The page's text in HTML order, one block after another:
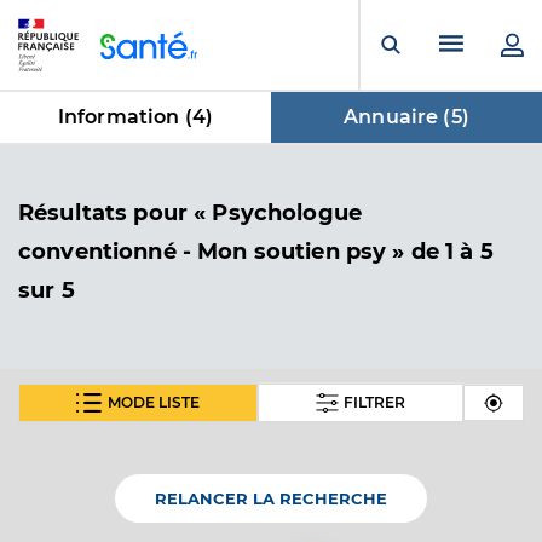
Ouvrir laMenu
Information (4) Annuaire (5)
Résultats dans Annuaire
pour « Psychologue
conventionné - Mon soutien psy » de 1 à 5
sur 5
MODE LISTE FILTRER
Etablissement de soins
Adresse
65 Rue de Tenic, 40140 Soustons
RELANCER LA RECHERCHE